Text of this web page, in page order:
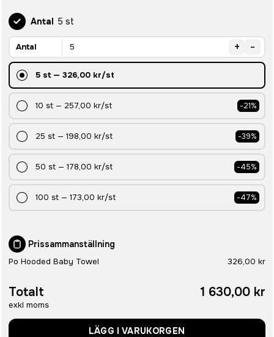
Antal 5 st
Antal + -
5 st— 326,00 kr/st
10 st — 257,00 kr/st -21%
25 st — 198,00 kr/st -39%
50 st — 178,00 kr/st -45%
100 st — 173,00 kr/st -47%
Prissammanställning
Po Hooded Baby Towel 326,00 kr
Totalt
exkl moms
1 630,00 kr
LÄGG I VARUKORGEN